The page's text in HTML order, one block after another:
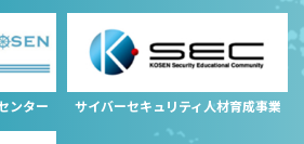
ンター サイバーセキュリティ人材育成事業